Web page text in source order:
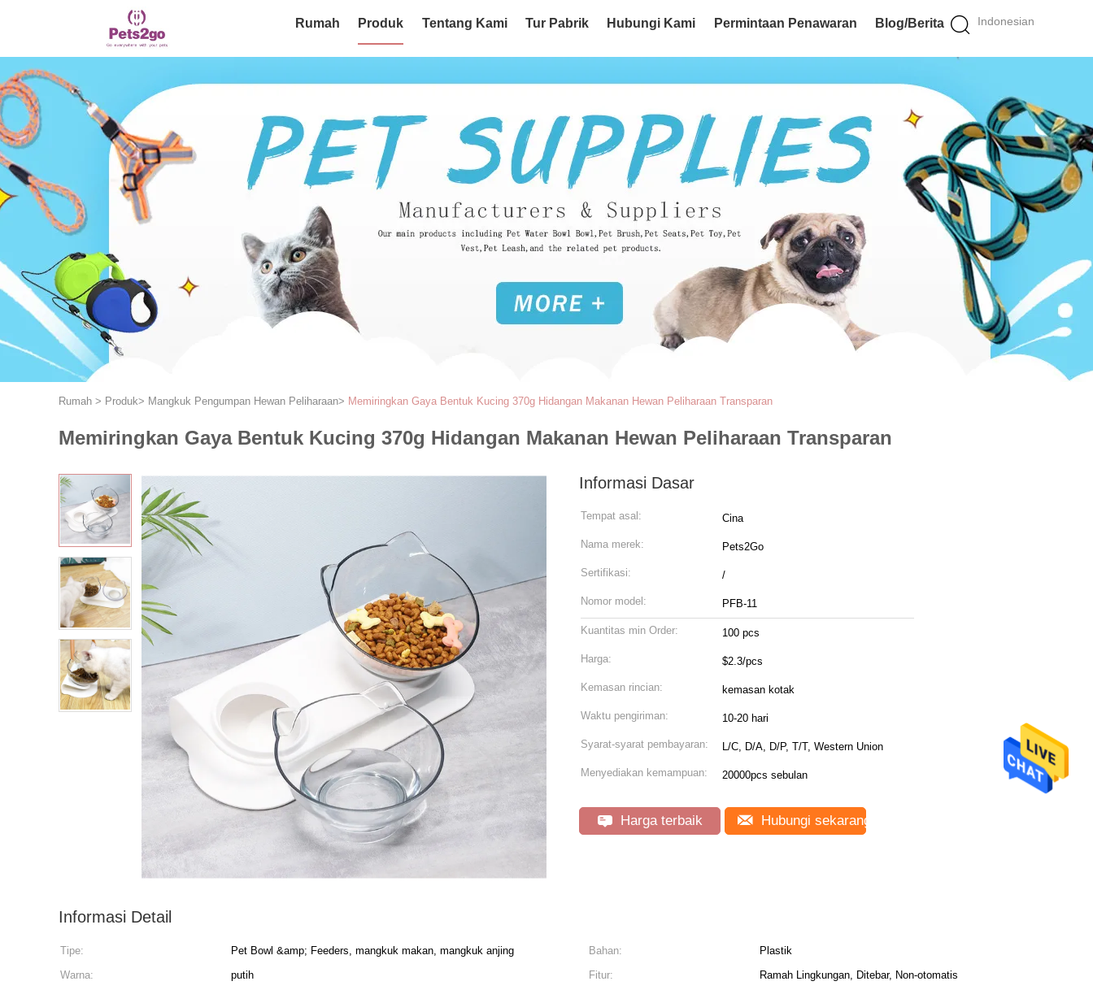
Indonesian
Rumah Produk Tentang Kami Tur Pabrik Hubungi Kami Permintaan Penawaran Blog/Berita
Rumah > Produk> Mangkuk Pengumpan Hewan Peliharaan> Memiringkan Gaya Bentuk Kucing 370g Hidangan Makanan Hewan Peliharaan Transparan
Memiringkan Gaya Bentuk Kucing 370g Hidangan Makanan Hewan Peliharaan Transparan
Informasi Dasar
Tempat asal: Cina
Nama merek: Pets2Go
Sertifikasi: /
Nomor model: PFB-11
Kuantitas min Order: 100 pcs
Harga: $2.3/pcs
Kemasan rincian: kemasan kotak
Waktu pengiriman: 10-20 hari
Syarat-syarat pembayaran: L/C, D/A, D/P, T/T, Western Union
Menyediakan kemampuan: 20000pcs sebulan
Harga terbaik Hubungi sekarang
Informasi Detail
Tipe: Pet Bowl &amp; Feeders, mangkuk makan, mangkuk anjing Bahan:
Plastik
Warna:
putih Fitur:
Ramah Lingkungan, Ditebar, Non-otomatis